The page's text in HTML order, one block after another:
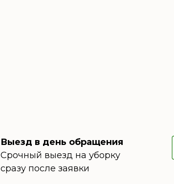
Выезд в день обращения
Срочный выезд на уборку
сразу после заявки